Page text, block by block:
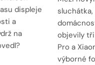
displeje
a
na
objevily tři
Pro a
výborné